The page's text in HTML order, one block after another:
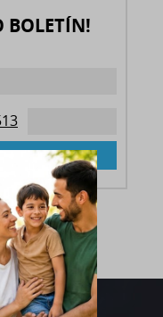
BOLETÍN!